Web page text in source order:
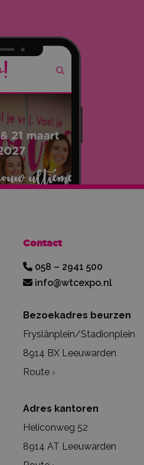
Contact
058 – 2941 500
info@wtcexpo.nl
Bezoekadres beurzen
Fryslânplein/Stadionplein
8914 BX Leeuwarden
Route
Adres kantoren
Heliconweg 52
8914 AT Leeuwarden